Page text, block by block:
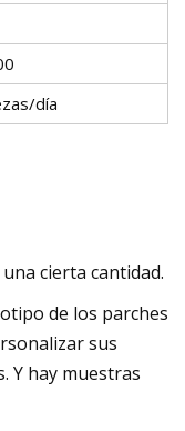
día
cierta cantidad.
de los parches
sus
Y hay muestras